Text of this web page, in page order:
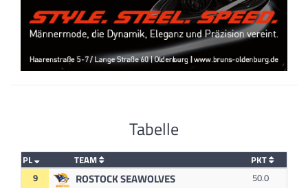
Tabelle
PL TEAM
PKT
9
ROSTOCK SEAWOLVES
50.0